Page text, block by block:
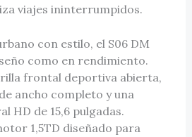
viajes ininterrumpidos.
con estilo, el S06 DM
como en rendimiento.
frontal deportiva abierta,
ancho completo y una
HD de 15,6 pulgadas.
1,5TD diseñado para